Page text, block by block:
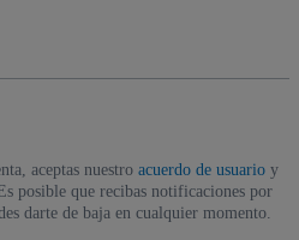
aceptas nuestro acuerdo de usuarioy
Es posible que recibas notificaciones por
darte de baja en cualquier momento.